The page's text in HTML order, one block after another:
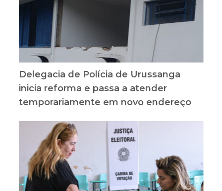
Delegacia de Polícia de Urussanga
inicia reforma e passa a atender
temporariamente em novo endereço